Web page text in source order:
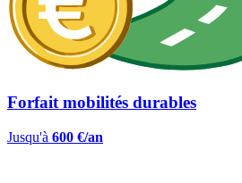
Forfait mobilités durables
Jusqu'à 600 €/an